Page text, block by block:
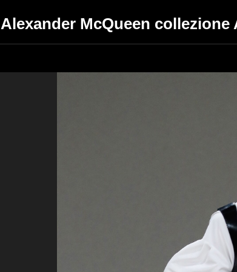
Alexander McQueen collezione